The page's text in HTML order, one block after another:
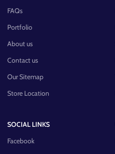
FAQs
Portfolio
About us
Contact us
Our Sitemap
Store Location
SOCIAL LINKS
Facebook